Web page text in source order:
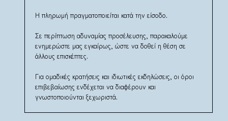
Η πληρωμή πραγματοποιείται κατά την είσοδο.
Σε περίπτωση αδυναμίας προσέλευσης, παρακαλούμε
ενημερώστε μας εγκαίρως, ώστε να δοθεί η θέση σε
άλλους επισκέπτες.
Για ομαδικές κρατήσεις και ιδιωτικές εκδηλώσεις, οι όροι
επιβεβαίωσης ενδέχεται να διαφέρουν και
γνωστοποιούνται ξεχωριστά.